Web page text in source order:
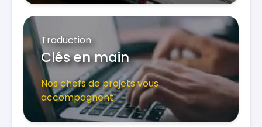
Traduction
Clés en main
Nos chefs de projets vous
accompagnent